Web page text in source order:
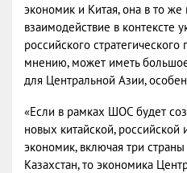
экономик и Китая, она в то
взаимодействие в контексте
российского стратегического
мнению, может иметь
для Центральной Азии,
«Если в рамках ШОС будет
новых китайской, российской
экономик, включая три
Казахстан, то экономика